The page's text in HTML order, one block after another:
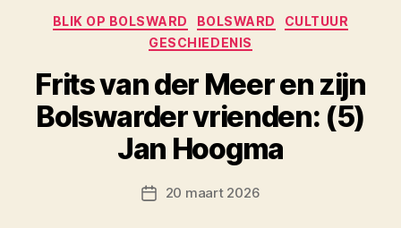
Categorieën
BLIK OP BOLSWARD BOLSWARD
CULTUUR
GESCHIEDENIS
Frits van der Meer en zijn
Bolswarder vrienden: (5)
Jan Hoogma
Berichtdatum
20 maart 2026